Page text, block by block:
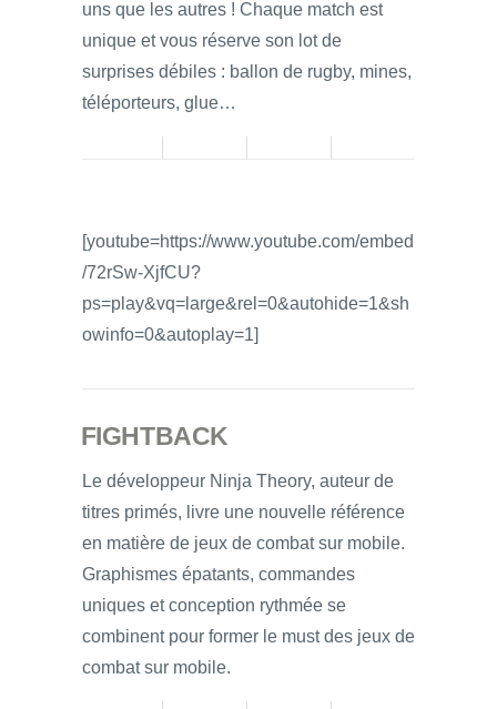
uns que les autres ! Chaque match est
unique et vous réserve son lot de
surprises débiles : ballon de rugby, mines,
téléporteurs, glue…
[youtube=https://www.youtube.com/embed
/72rSw-XjfCU?
ps=play&vq=large&rel=0&autohide=1&sh
owinfo=0&autoplay=1]
FIGHTBACK
Le développeur Ninja Theory, auteur de
titres primés, livre une nouvelle référence
en matière de jeux de combat sur mobile.
Graphismes épatants, commandes
uniques et conception rythmée se
combinent pour former le must des jeux de
combat sur mobile.